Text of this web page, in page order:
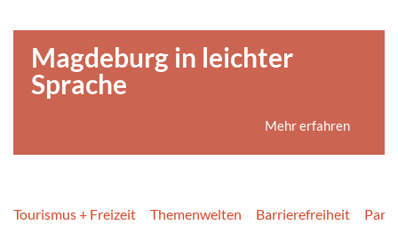
Magdeburg in leichter
Sprache
Mehr erfahren
Tourismus + Freizeit Themenwelten Barrierefreiheit